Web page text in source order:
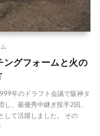
ングフォームと火の
年のドラフト会議で阪神タ
、最優秀中継ぎ投手2回、
して活躍しました。 その